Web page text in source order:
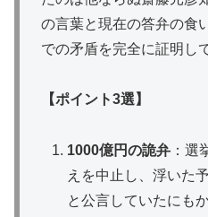
の言葉と現在の答弁の食
での矛盾を完全に証明し
【ポイント3選】
1000億円の詭弁 ：選
えを中止し、浮いた
と公言していたにも